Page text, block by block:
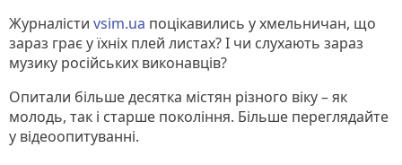
Журналісти vsim.ua поцікавились у хмельничан, що
зараз грає у їхніх плей листах? І чи слухають зараз
музику російських виконавців?
Опитали більше десятка містян різного віку – як
молодь, так і старше покоління. Більше переглядайте
у відеоопитуванні.